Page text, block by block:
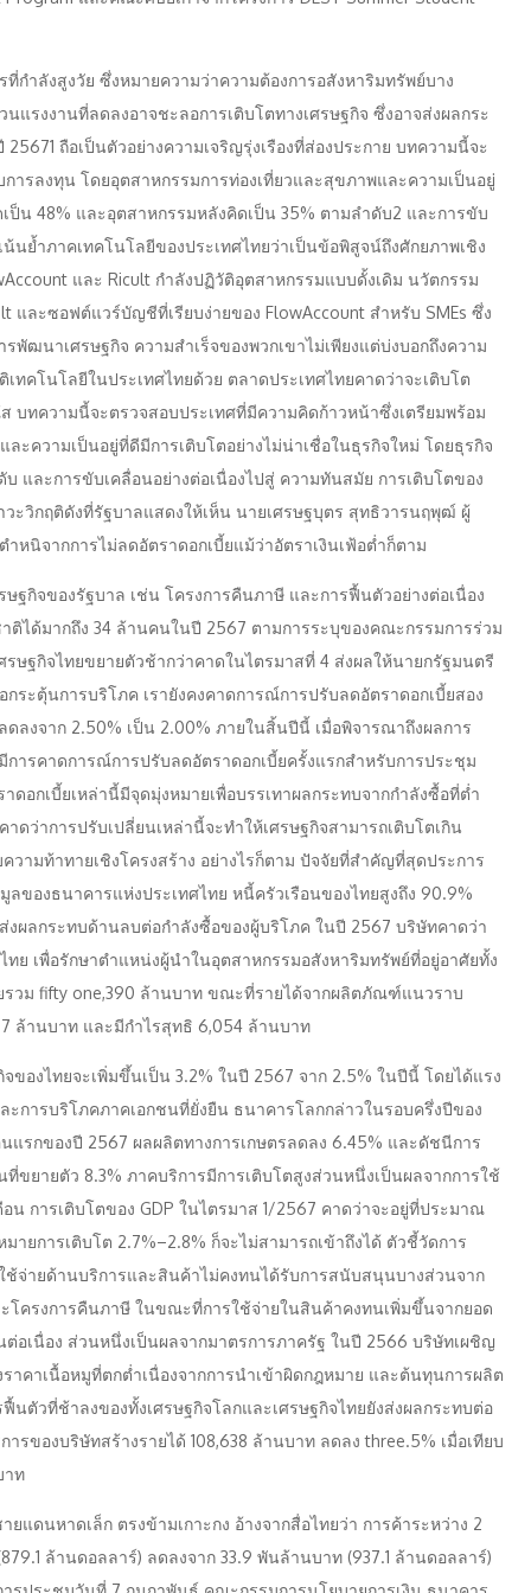
ำลังสูงวัย ซึ่งหมายความว่าความต้องการอสังหาริมทรัพย์บาง
รงงานที่ลดลงอาจชะลอการเติบโตทางเศรษฐกิจ ซึ่งอาจส่งผลกระ
ถือเป็นตัวอย่างความเจริญรุ่งเรืองที่ส่องประกาย บทความนี้จะ
ารลงทุน โดยอุตสาหกรรมการท่องเที่ยวและสุขภาพและความเป็นอยู่
ป็น 48% และอุตสาหกรรมหลังคิดเป็น 35% ตามลำดับ2 และการขับ
นย้ำภาคเทคโนโลยีของประเทศไทยว่าเป็นข้อพิสูจน์ถึงศักยภาพเชิง
และ Ricult กำลังปฏิวัติอุตสาหกรรมแบบดั้งเดิม นวัตกรรม
และซอฟต์แวร์บัญชีที่เรียบง่ายของ FlowAccount สำหรับ SMEs ซึ่ง
พัฒนาเศรษฐกิจ ความสำเร็จของพวกเขาไม่เพียงแต่บ่งบอกถึงความ
ทคโนโลยีในประเทศไทยด้วย ตลาดประเทศไทยคาดว่าจะเติบโต
บทความนี้จะตรวจสอบประเทศที่มีความคิดก้าวหน้าซึ่งเตรียมพร้อม
ะความเป็นอยู่ที่ดีมีการเติบโตอย่างไม่น่าเชื่อในธุรกิจใหม่ โดยธุรกิจ
และการขับเคลื่อนอย่างต่อเนื่องไปสู่ ความทันสมัย การเติบโตของ
ะวิกฤติดังที่รัฐบาลแสดงให้เห็น นายเศรษฐบุตร สุทธิวารนฤพุฒ์ ผู้
หนิจากการไม่ลดอัตราดอกเบี้ยแม้ว่าอัตราเงินเฟ้อต่ำก็ตาม
ฐกิจของรัฐบาล เช่น โครงการคืนภาษี และการฟื้นตัวอย่างต่อเนื่อง
ติได้มากถึง 34 ล้านคนในปี 2567 ตามการระบุของคณะกรรมการร่วม
ษฐกิจไทยขยายตัวช้ากว่าคาดในไตรมาสที่ 4 ส่งผลให้นายกรัฐมนตรี
ระตุ้นการบริโภค เรายังคงคาดการณ์การปรับลดอัตราดอกเบี้ยสอง
ลงจาก 2.50% เป็น 2.00% ภายในสิ้นปีนี้ เมื่อพิจารณาถึงผลการ
ารคาดการณ์การปรับลดอัตราดอกเบี้ยครั้งแรกสำหรับการประชุม
อกเบี้ยเหล่านี้มีจุดมุ่งหมายเพื่อบรรเทาผลกระทบจากกำลังซื้อที่ต่ำ
ดว่าการปรับเปลี่ยนเหล่านี้จะทำให้เศรษฐกิจสามารถเติบโตเกิน
วามท้าทายเชิงโครงสร้าง อย่างไรก็ตาม ปัจจัยที่สำคัญที่สุดประการ
ของธนาคารแห่งประเทศไทย หนี้ครัวเรือนของไทยสูงถึง 90.9%
งผลกระทบด้านลบต่อกำลังซื้อของผู้บริโภค ในปี 2567 บริษัทคาดว่า
ทย เพื่อรักษาตำแหน่งผู้นำในอุตสาหกรรมอสังหาริมทรัพย์ที่อยู่อาศัยทั้ง
วม fifty one,390 ล้านบาท ขณะที่รายได้จากผลิตภัณฑ์แนวราบ
ล้านบาท และมีกำไรสุทธิ 6,054 ล้านบาท
ของไทยจะเพิ่มขึ้นเป็น 3.2% ในปี 2567 จาก 2.5% ในปีนี้ โดยได้แรง
การบริโภคภาคเอกชนที่ยั่งยืน ธนาคารโลกกล่าวในรอบครึ่งปีของ
แรกของปี 2567 ผลผลิตทางการเกษตรลดลง 6.45% และดัชนีการ
ขยายตัว 8.3% ภาคบริการมีการเติบโตสูงส่วนหนึ่งเป็นผลจากการใช้
น การเติบโตของ GDP ในไตรมาส 1/2567 คาดว่าจะอยู่ที่ประมาณ
ายการเติบโต 2.7%–2.8% ก็จะไม่สามารถเข้าถึงได้ ตัวชี้วัดการ
ช้จ่ายด้านบริการและสินค้าไม่คงทนได้รับการสนับสนุนบางส่วนจาก
โครงการคืนภาษี ในขณะที่การใช้จ่ายในสินค้าคงทนเพิ่มขึ้นจากยอด
เนื่อง ส่วนหนึ่งเป็นผลจากมาตรการภาครัฐ ในปี 2566 บริษัทเผชิญ
าคาเนื้อหมูที่ตกต่ำเนื่องจากการนำเข้าผิดกฎหมาย และต้นทุนการผลิต
ตัวที่ช้าลงของทั้งเศรษฐกิจโลกและเศรษฐกิจไทยยังส่งผลกระทบต่อ
ของบริษัทสร้างรายได้ 108,638 ล้านบาท ลดลง three.5% เมื่อเทียบ
าท
นหาดเล็ก ตรงข้ามเกาะกง อ้างจากสื่อไทยว่า การค้าระหว่าง 2
ล้านดอลลาร์) ลดลงจาก 33.9 พันล้านบาท (937.1 ล้านดอลลาร์)